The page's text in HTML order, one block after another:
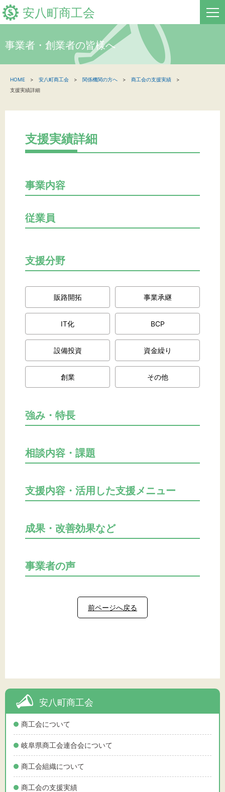
安八町商工会
新着情報
安八町商工会について
標準 拡大
事業者・創業者の皆様へ
安八町商工会
商工会について
岐阜県商工会連合会について
商工会組織について
商工会の支援実績
HOME 安八町商工会 関係機関の方へ
商工会の支援実績
支援実績詳細
支援実績詳細
事業内容
従業員
支援分野
販路開拓 事業承継
IT化 BCP
設備投資 資金繰り
創業 その他
強み・特長
相談内容・課題
支援内容・活用した支援メニュー
成果・改善効果など
事業者の声
前ページへ戻る